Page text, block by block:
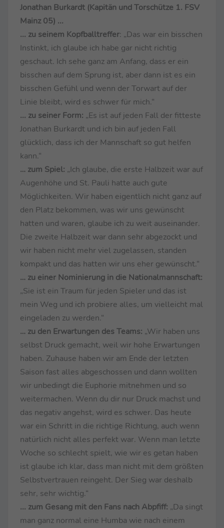
Jonathan Burkardt (Kapitän und Torschütze 1. FSV
Mainz 05) ...
... zu seinem Kopfballtreffer: „Das war ein bisschen
Instinkt, ich glaube ich habe gar nicht richtig
geschaut. Ich sehe ganz am Anfang, dass er ein
bisschen auf dem Sprung ist, aber dann ist es ein
bisschen Gefühl und wenn der Torwart auf der
Linie bleibt, wird es schwer für mich.“
... zu seiner Form: „Es ist auf jeden Fall der fitteste
Jonathan Burkardt und ich bin auf jeden Fall
glücklich, dass ich der Mannschaft so gut helfen
kann.“
… zum Spiel: „Ich glaube, die erste Halbzeit war auf
Augenhöhe und St. Pauli hatte auch gute
Möglichkeiten. Wir haben eigentlich nicht ganz auf
den Platz bekommen, was wir uns gewünscht
hatten und waren, glaube ich zu weit auseinander.
Die zweite Halbzeit war dann sehr abgezockt und
wir haben nicht mehr viel zugelassen, standen
kompakt und das hatten wir uns eher gewünscht.“
… zu einer Nominierung in die Nationalmannschaft:
„Sie ist ein Traum für jeden Spieler und das ist
mein Weg und ich probiere alles, um vielleicht mal
eingeladen zu werden.“
… zu den Erwartungen des Teams: „Wir haben uns
selbst Druck gemacht, weil wir hohe Erwartungen
haben. Zuhause haben wir am Ende der letzten
Saison fast alles abgeschossen und dann wollten
wir unbedingt die Euphorie mitnehmen und so
weitermachen. Wenn du dir nur Druck machst und
das negativ angehst, wird es schwer. Das heute
war ein Schritt in die richtige Richtung, auch wenn
natürlich nicht alles perfekt war. Wenn man letzte
Woche so schlecht spielt, wie wir es getan haben
ist glaube ich klar, dass man nicht mit dem größten
Selbstvertrauen reingeht. Der Sieg war deshalb
sehr, sehr wichtig.“
... zum Gesang mit den Fans nach Abpfiff: „Da singt
man ganz normal eine Humba wie nach einem